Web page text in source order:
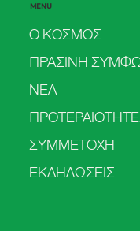
Ο
MENU
Ο ΚΟΣΜΟΣ
ΠΡΑΣΙΝΗ
ΝΕΑ
ΣΥΜΜΕΤΟΧΗ
ΕΚΔΗΛΩΣΕΙΣ